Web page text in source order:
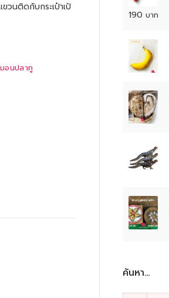
วนติดกับกระเป๋าเป้
นปลาทู
190
ค้นหา…